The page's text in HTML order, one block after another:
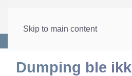
Skip to main content
Dumping ble